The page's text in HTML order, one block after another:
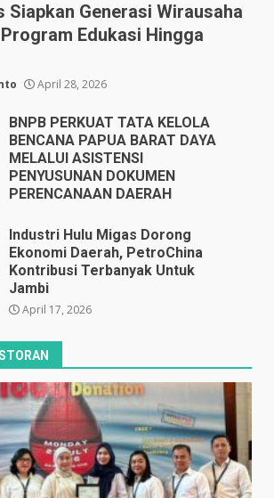
Siapkan Generasi Wirausaha
Edukasi Hingga
April 28, 2026
BNPB PERKUAT TATA KELOLA
BENCANA PAPUA BARAT DAYA
MELALUI ASISTENSI
PENYUSUNAN DOKUMEN
PERENCANAAN DAERAH
Industri Hulu Migas Dorong
Ekonomi Daerah, PetroChina
Kontribusi Terbanyak Untuk
Jambi
April 17, 2026